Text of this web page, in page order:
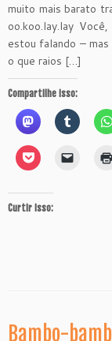
muito mais barato
oo.koo.lay.lay
estou falando –
o que raios […]
Compartilhe isso:
Curtir isso:
Bambo-